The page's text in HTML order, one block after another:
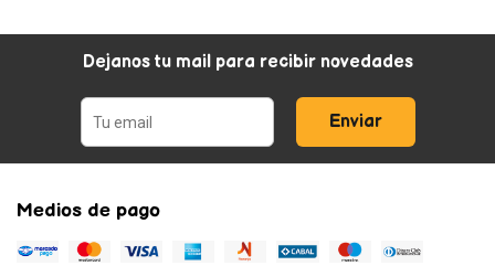
Dejanos tu mail para recibir novedades
Enviar
Medios de pago